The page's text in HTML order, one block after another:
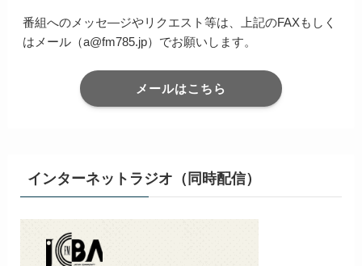
番組へのメッセ―ジやリクエスト等は、上記のFAXもしく
はメール（a@fm785.jp）でお願いします。
メールはこちら
インターネットラジオ（同時配信）